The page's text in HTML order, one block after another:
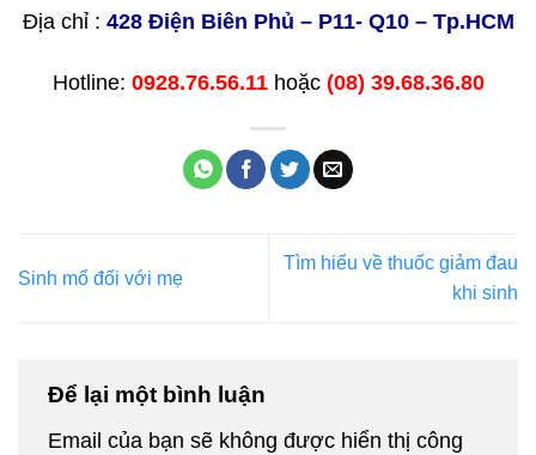
Địa chỉ : 428 Điện Biên Phủ – P11- Q10 – Tp.HCM
Hotline: 0928.76.56.11hoặc (08) 39.68.36.80
Sinh mổ đối với mẹ
Tìm hiểu về thuốc giảm đau
khi sinh
Để lại một bình luận
Email của bạn sẽ không được hiển thị công